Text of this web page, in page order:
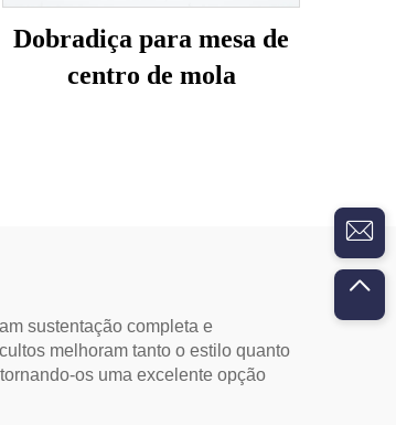
Dobradiça para mesa de
centro de mola
sustentação completa e
melhoram tanto o estilo quanto
os uma excelente opção